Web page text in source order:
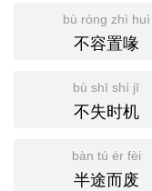
bù róng zhì huì
不容置喙
bù shī shí jī
不失时机
bàn tú ér fèi
半途而废